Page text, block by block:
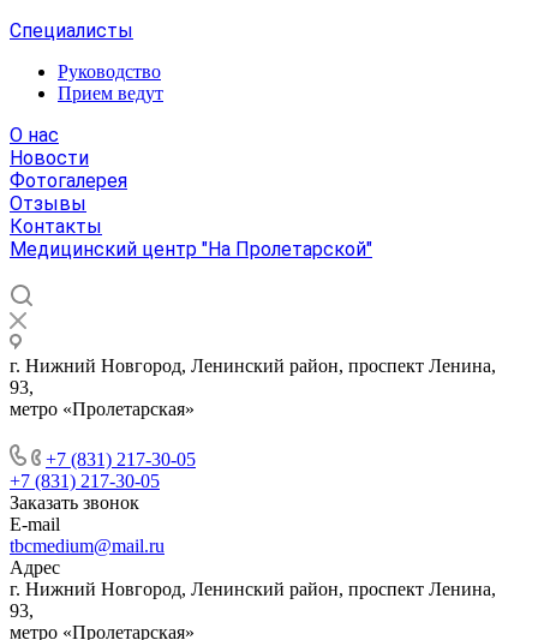
Специалисты
Руководство
Прием ведут
О нас
Новости
Фотогалерея
Отзывы
Контакты
Медицинский центр "На Пролетарской"
г. Нижний Новгород, Ленинский район, проспект Ленина,
93,
метро «Пролетарская»
+7 (831) 217-30-05
+7 (831) 217-30-05
Заказать звонок
E-mail
tbcmedium@mail.ru
Адрес
г. Нижний Новгород, Ленинский район, проспект Ленина,
93,
метро «Пролетарская»